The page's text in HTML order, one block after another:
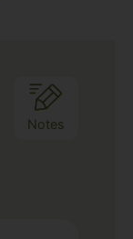
Notes